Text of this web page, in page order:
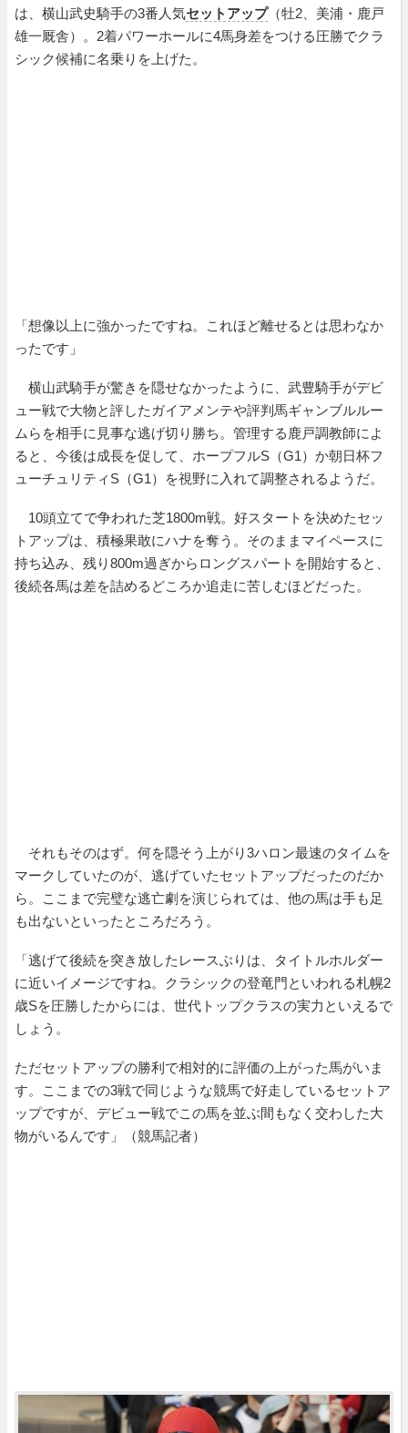
は、横山武史騎手の3番人気セットアップ（牡2、美浦・鹿戸
雄一厩舎）。2着パワーホールに4馬身差をつける圧勝でクラ
シック候補に名乗りを上げた。
「想像以上に強かったですね。これほど離せるとは思わなか
ったです」
横山武騎手が驚きを隠せなかったように、武豊騎手がデビ
ュー戦で大物と評したガイアメンテや評判馬ギャンブルルー
ムらを相手に見事な逃げ切り勝ち。管理する鹿戸調教師によ
ると、今後は成長を促して、ホープフルS（G1）か朝日杯フ
ューチュリティS（G1）を視野に入れて調整されるようだ。
10頭立てで争われた芝1800m戦。好スタートを決めたセッ
トアップは、積極果敢にハナを奪う。そのままマイペースに
持ち込み、残り800m過ぎからロングスパートを開始すると、
後続各馬は差を詰めるどころか追走に苦しむほどだった。
それもそのはず。何を隠そう上がり3ハロン最速のタイムを
マークしていたのが、逃げていたセットアップだったのだか
ら。ここまで完璧な逃亡劇を演じられては、他の馬は手も足
も出ないといったところだろう。
「逃げて後続を突き放したレースぶりは、タイトルホルダー
に近いイメージですね。クラシックの登竜門といわれる札幌2
歳Sを圧勝したからには、世代トップクラスの実力といえるで
しょう。
ただセットアップの勝利で相対的に評価の上がった馬がいま
す。ここまでの3戦で同じような競馬で好走しているセットア
ップですが、デビュー戦でこの馬を並ぶ間もなく交わした大
物がいるんです」（競馬記者）